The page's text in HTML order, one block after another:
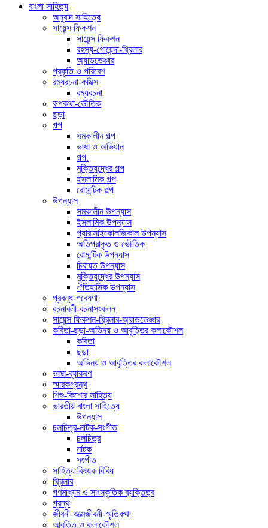
বাংলা সাহিত্য
অনুবাদ সাহিত্যে
সায়েন্স ফিকশন
সায়েন্স ফিকশন
রহস্য-গোয়েন্দা-থ্রিলার
অ্যাডভেঞ্চার
প্রকৃতি ও পরিবেশ
রম্যরচনা-কমিক্স
রম্যরচনা
রূপকথা-ভৌতিক
ছড়া
গল্প
সমকালীন গল্প
ভাষা ও অভিধান
গল্প.
মুক্তিযুদ্ধের গল্প
ইসলামিক গল্প
রোমান্টিক গল্প
উপন্যাস
সমকালীন উপন্যাস
ইসলামিক উপন্যাস
প্যারাসাইকোলজিকাল উপন্যাস
অতিপ্রাকৃত ও ভৌতিক
রোমান্টিক উপন্যাস
চিরায়ত উপন্যাস
মুক্তিযুদ্ধের উপন্যাস
ঐতিহাসিক উপন্যাস
প্রবন্ধ-গবেষণা
রচনাবলী-রচনাসংকলন
সায়েন্স ফিকশন-থ্রিলার-অ্যাডভেঞ্চার
কবিতা-ছড়া-অভিনয় ও আবৃত্তির কলাকৌশল
কবিতা
ছড়া
অভিনয় ও আবৃত্তির কলাকৌশল
ভাষা-ব্যাকরণ
স্মারকগ্রন্থ
শিশু-কিশোর সাহিত্য
ভারতীয় বাংলা সাহিত্যে
উপন্যাস
চলচিত্র-নাটক-সংগীত
চলচিত্র
নাটক
সংগীত
সাহিত্য বিষয়ক বিবিধ
থ্রিলার
গণমাধ্যম ও সাংস্কৃতিক ব্যক্তিত্ব
গ্রন্থ
জীবনী-আত্মজীবনী-স্মৃতিকথা
আবৃত্তি ও কলাকৌশল